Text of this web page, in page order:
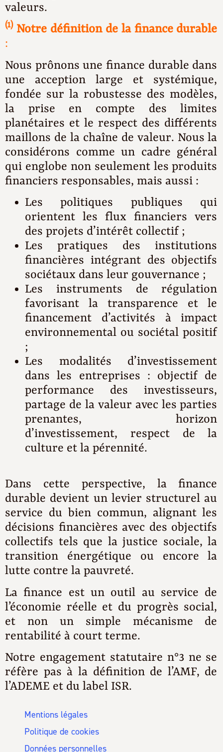
valeurs.
(1) Notre définition de la finance durable
:
Nous prônons une finance durable dans
une acception large et systémique,
fondée sur la robustesse des modèles,
la prise en compte des limites
planétaires et le respect des différents
maillons de la chaîne de valeur. Nous la
considérons comme un cadre général
qui englobe non seulement les produits
financiers responsables, mais aussi :
Les politiques publiques qui
orientent les flux financiers vers
des projets d’intérêt collectif ;
Les pratiques des institutions
financières intégrant des objectifs
sociétaux dans leur gouvernance ;
Les instruments de régulation
favorisant la transparence et le
financement d’activités à impact
environnemental ou sociétal positif
;
Les modalités d’investissement
dans les entreprises : objectif de
performance des investisseurs,
partage de la valeur avec les parties
prenantes, horizon
d’investissement, respect de la
culture et la pérennité.
Dans cette perspective, la finance
durable devient un levier structurel au
service du bien commun, alignant les
décisions financières avec des objectifs
collectifs tels que la justice sociale, la
transition énergétique ou encore la
lutte contre la pauvreté.
La finance est un outil au service de
l’économie réelle et du progrès social,
et non un simple mécanisme de
rentabilité à court terme.
Notre engagement statutaire n°3 ne se
réfère pas à la définition de l’AMF, de
l’ADEME et du label ISR.
Mentions légales
Politique de cookies
Données personnelles